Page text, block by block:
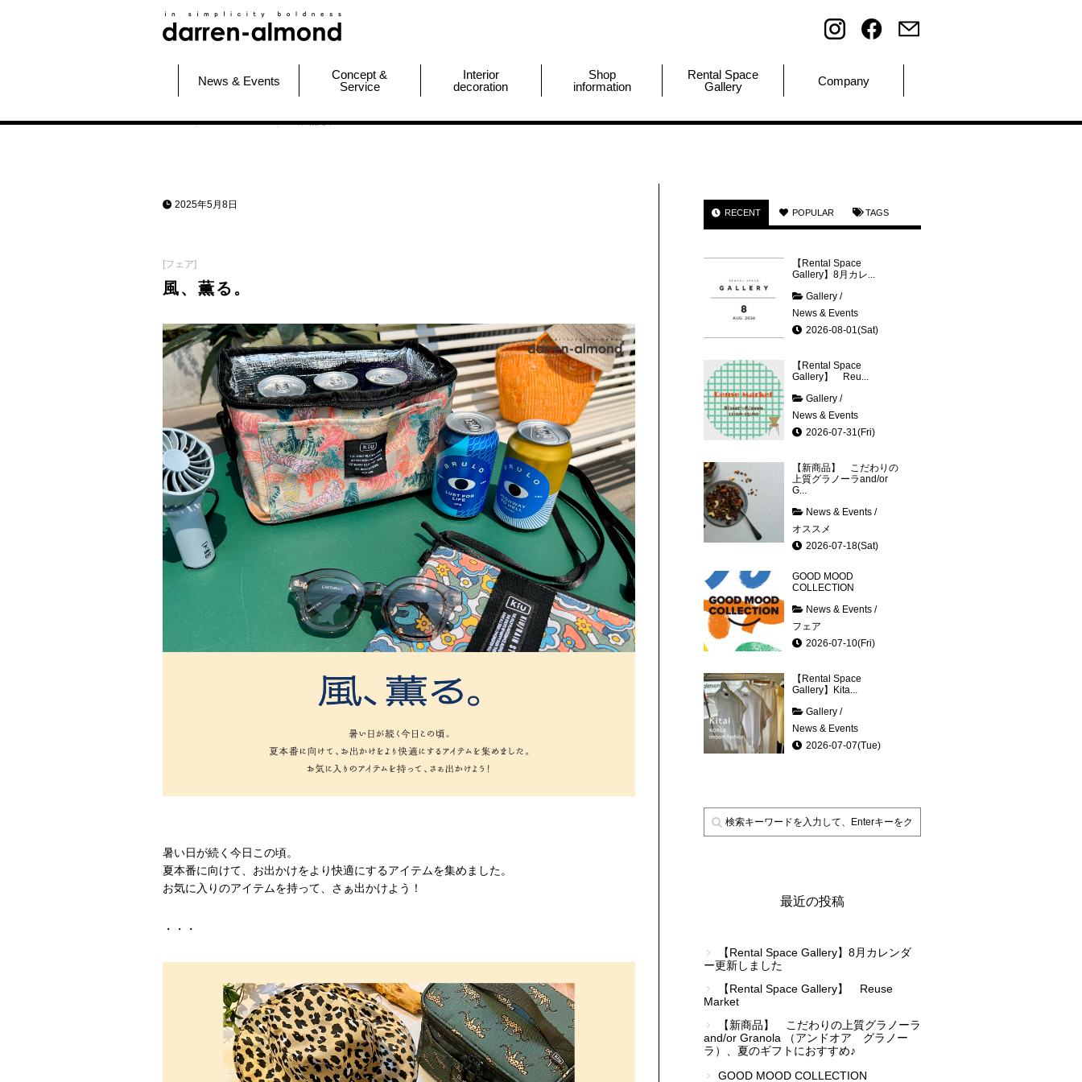
News & Events
Concept &
Service
Interior
decoration
Shop
information
Rental Space
Gallery
Company
HOME News & Events 風、薫る。
2025年5月8日
[フェア]
風、薫る。
暑い日が続く今日この頃。
夏本番に向けて、お出かけをより快適にするアイテムを集めました。
お気に入りのアイテムを持って、さぁ出かけよう！
・・・
RECENT POPULAR TAGS
【Rental Space
Gallery】8月カレ...
Gallery /
News & Events
2026-08-01(Sat)
【Rental Space
Gallery】 Reu...
Gallery /
News & Events
2026-07-31(Fri)
【新商品】 こだわりの
上質グラノーラand/or
G...
News & Events /
オススメ
2026-07-18(Sat)
GOOD MOOD
COLLECTION
News & Events /
フェア
2026-07-10(Fri)
【Rental Space
Gallery】Kita...
Gallery /
News & Events
2026-07-07(Tue)
最近の投稿
【Rental Space Gallery】8月カレンダ
ー更新しました
【Rental Space Gallery】 Reuse
Market
【新商品】 こだわりの上質グラノーラ
and/or Granola （アンドオア グラノー
ラ）、夏のギフトにおすすめ♪
GOOD MOOD COLLECTION